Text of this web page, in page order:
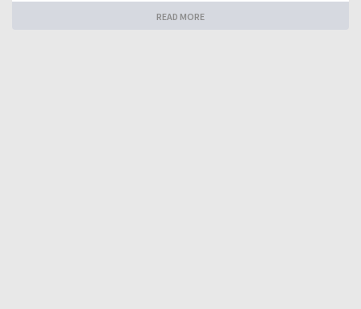
READ MORE